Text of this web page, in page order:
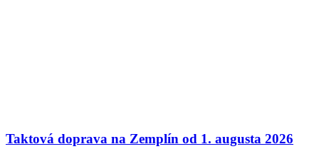
Taktová doprava na Zemplín od 1. augusta 2026